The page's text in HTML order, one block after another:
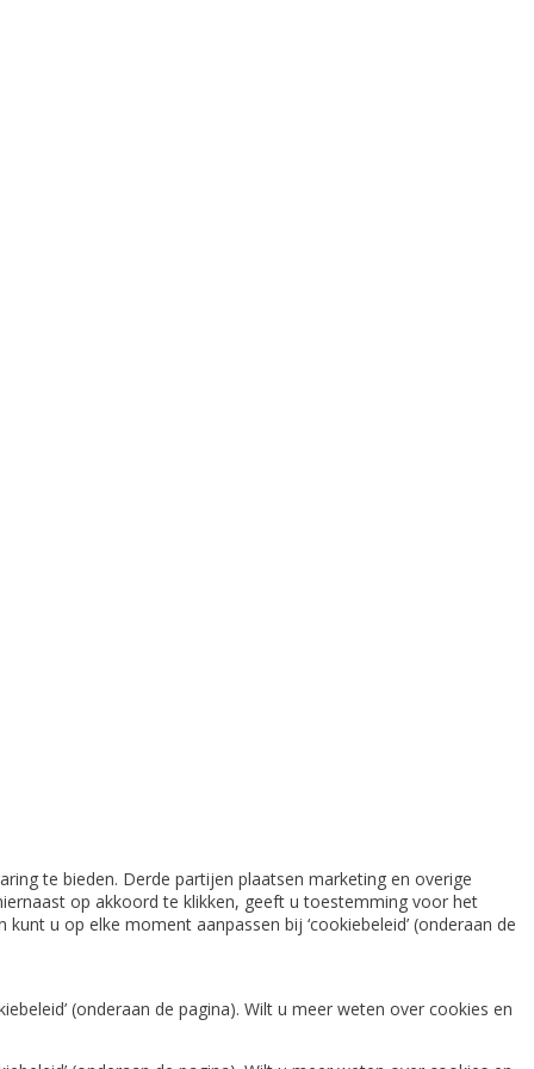
te bieden. Derde partijen plaatsen marketing en overige
op akkoord te klikken, geeft u toestemming voor het
u op elke moment aanpassen bij ‘cookiebeleid’ (onderaan de
(onderaan de pagina). Wilt u meer weten over cookies en